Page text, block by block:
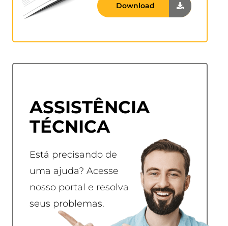
Download
ASSISTÊNCIA
TÉCNICA
Está precisando de
uma ajuda? Acesse
nosso portal e resolva
seus problemas.